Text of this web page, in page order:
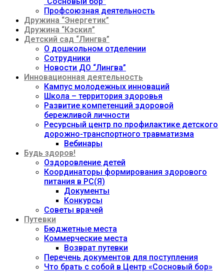
Профсоюзная деятельность
Дружина “Энергетик”
Дружина “Кэскил”
Детский сад “Лингва”
О дошкольном отделении
Сотрудники
Новости ДО “Лингва”
Инновационная деятельность
Кампус молодежных инноваций
Школа – территория здоровья
Развитие компетенций здоровой
бережливой личности
Ресурсный центр по профилактике детского
дорожно-транспортного травматизма
Вебинары
Будь здоров!
Оздоровление детей
Координаторы формирования здорового
питания в РС(Я)
Документы
Конкурсы
Советы врачей
Путевки
Бюджетные места
Коммерческие места
Возврат путевки
Перечень документов для поступления
Что брать с собой в Центр «Сосновый бор»